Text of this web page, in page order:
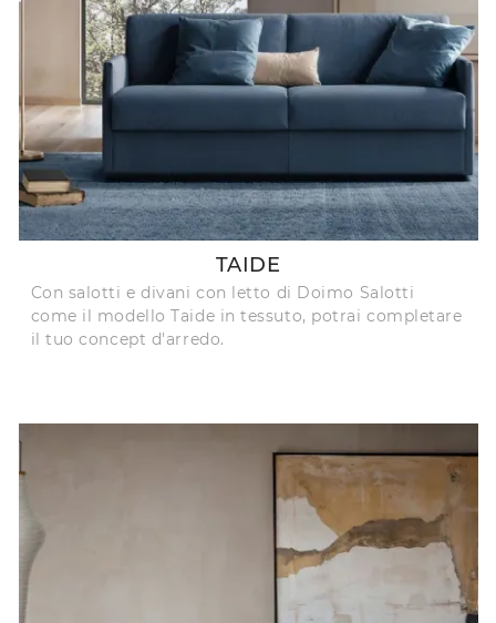
TAIDE
Con salotti e divani con letto di Doimo Salotti
come il modello Taide in tessuto, potrai completare
il tuo concept d'arredo.